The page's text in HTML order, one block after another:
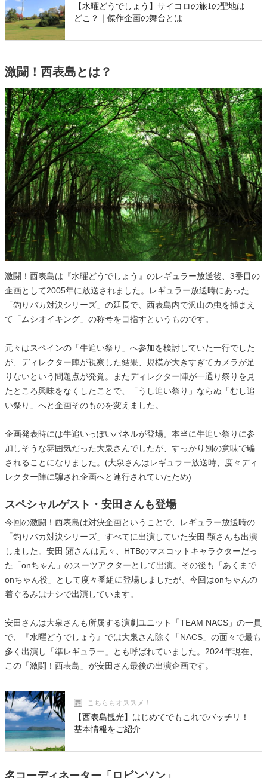
【水曜どうでしょう】サイコロの旅1の聖地は
どこ？｜傑作企画の舞台とは
激闘！西表島とは？
激闘！西表島は『水曜どうでしょう』のレギュラー放送後、3番目の
企画として2005年に放送されました。レギュラー放送時にあった
「釣りバカ対決シリーズ」の延長で、西表島内で沢山の虫を捕まえ
て「ムシオイキング」の称号を目指すというものです。
元々はスペインの「牛追い祭り」へ参加を検討していた一行でした
が、ディレクター陣が視察した結果、規模が大きすぎてカメラが足
りないという問題点が発覚。またディレクター陣が一通り祭りを見
たところ興味をなくしたことで、「うし追い祭り」ならぬ「むし追
い祭り」へと企画そのものを変えました。
企画発表時には牛追いっぽいパネルが登場。本当に牛追い祭りに参
加しそうな雰囲気だった大泉さんでしたが、すっかり別の意味で騙
されることになりました。(大泉さんはレギュラー放送時、度々ディ
レクター陣に騙され企画へと連行されていたため)
スペシャルゲスト・安田さんも登場
今回の激闘！西表島は対決企画ということで、レギュラー放送時の
「釣りバカ対決シリーズ」すべてに出演していた安田 顕さんも出演
しました。安田 顕さんは元々、HTBのマスコットキャラクターだっ
た「onちゃん」のスーツアクターとして出演。その後も「あくまで
onちゃん役」として度々番組に登場しましたが、今回はonちゃんの
着ぐるみはナシで出演しています。
安田さんは大泉さんも所属する演劇ユニット「TEAM NACS」の一員
で、『水曜どうでしょう』では大泉さん除く「NACS」の面々で最も
多く出演し「準レギュラー」とも呼ばれていました。2024年現在、
この「激闘！西表島」が安田さん最後の出演企画です。
こちらもオススメ！
【西表島観光】はじめてでもこれでバッチリ！
基本情報をご紹介